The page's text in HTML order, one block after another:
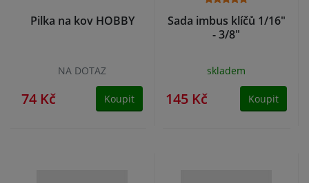
Pilka na kov HOBBY
NA DOTAZ
74 Kč Koupit
Sada imbus klíčů 1/16"
- 3/8"
skladem
145 Kč Koupit